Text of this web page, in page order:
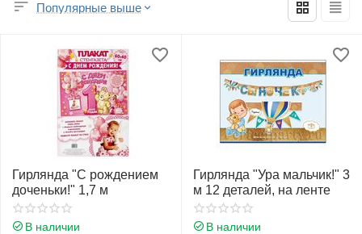
Популярные выше
Гирлянда "С рождением
доченьки!" 1,7 м
В наличии
Гирлянда "Ура мальчик!" 3
м 12 деталей, на ленте
В наличии